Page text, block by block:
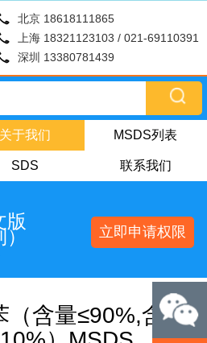
北京 18618111865
上海 18321123103 / 021-69110391
深圳 13380781439
关于我们 MSDS列表
SDS 联系我们
版
） 立即申请权限
（含量≤90%,含A型